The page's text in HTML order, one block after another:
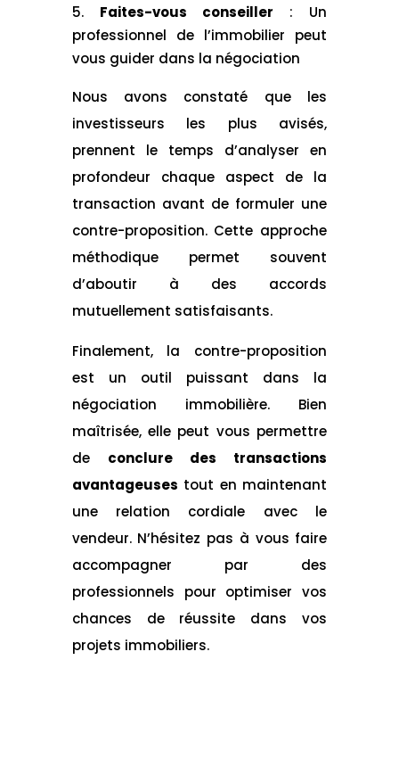
Faites-vous conseiller : Un
professionnel de l’immobilier peut
vous guider dans la négociation
Nous avons constaté que les
investisseurs les plus avisés,
prennent le temps d’analyser en
profondeur chaque aspect de la
transaction avant de formuler une
contre-proposition. Cette approche
méthodique permet souvent
d’aboutir à des accords
mutuellement satisfaisants.
Finalement, la contre-proposition
est un outil puissant dans la
négociation immobilière. Bien
maîtrisée, elle peut vous permettre
de conclure des transactions
avantageuses tout en maintenant
une relation cordiale avec le
vendeur. N’hésitez pas à vous faire
accompagner par des
professionnels pour optimiser vos
chances de réussite dans vos
projets immobiliers.